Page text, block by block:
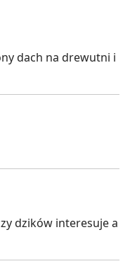
dach na drewutni i
dzików interesuje a